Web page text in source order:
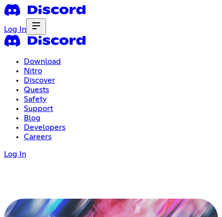
Log In
Download
Nitro
Discover
Quests
Safety
Support
Blog
Developers
Careers
Log In